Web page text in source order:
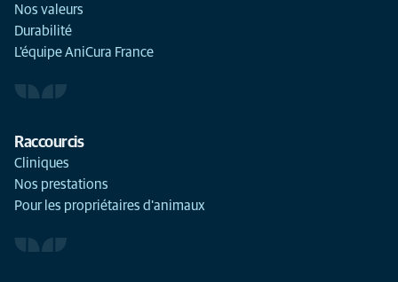
Nos valeurs
Durabilité
L'équipe AniCura France
Raccourcis
Cliniques
Nos prestations
Pour les propriétaires d'animaux